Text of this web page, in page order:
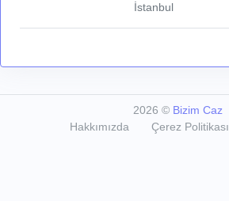
İstanbul
2026 © Bizim Caz
Hakkımızda
Çerez Politikası